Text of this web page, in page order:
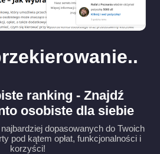
ranking - Znajdź
osobiste dla siebie
dopasowanych do Twoich
pod kątem opłat, funkcjonalności i
korzyści!